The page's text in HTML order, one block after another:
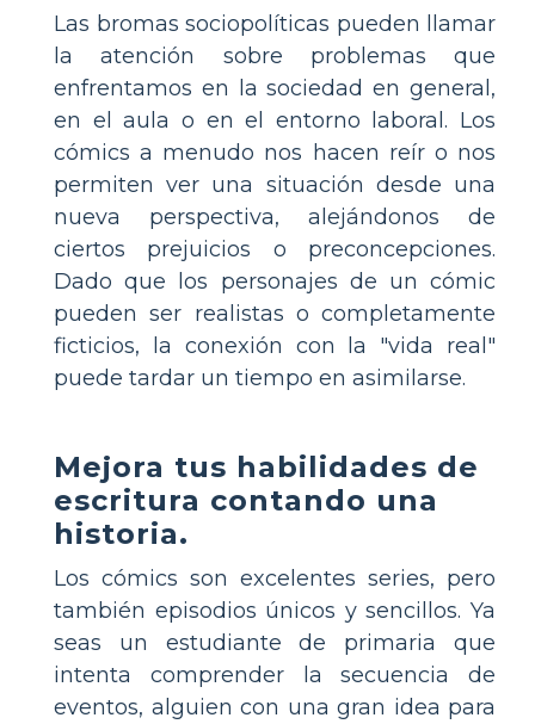
Las bromas sociopolíticas pueden llamar
la atención sobre problemas que
enfrentamos en la sociedad en general,
en el aula o en el entorno laboral. Los
cómics a menudo nos hacen reír o nos
permiten ver una situación desde una
nueva perspectiva, alejándonos de
ciertos prejuicios o preconcepciones.
Dado que los personajes de un cómic
pueden ser realistas o completamente
ficticios, la conexión con la "vida real"
puede tardar un tiempo en asimilarse.
Mejora tus habilidades de
escritura contando una
historia.
Los cómics son excelentes series, pero
también episodios únicos y sencillos. Ya
seas un estudiante de primaria que
intenta comprender la secuencia de
eventos, alguien con una gran idea para